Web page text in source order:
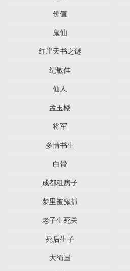
价值
鬼仙
红崖天书之谜
纪敏佳
仙人
孟玉楼
将军
多情书生
白骨
成都租房子
梦里被鬼抓
老子生死关
死后生子
大蜀国